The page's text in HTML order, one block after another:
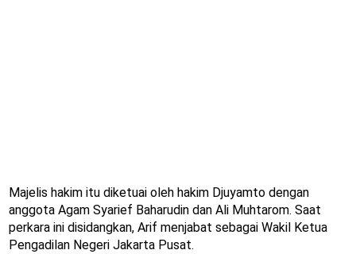
Majelis hakim itu diketuai oleh hakim Djuyamto dengan
anggota Agam Syarief Baharudin dan Ali Muhtarom. Saat
perkara ini disidangkan, Arif menjabat sebagai Wakil Ketua
Pengadilan Negeri Jakarta Pusat.